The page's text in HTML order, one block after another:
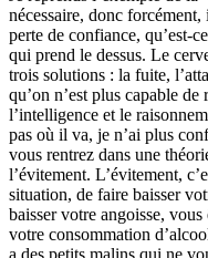
nécessaire, donc
perte de confiance, qu’est-
qui prend le dessus. Le
trois solutions : la fuite,
qu’on n’est plus capable
l’intelligence et le
pas où il va, je n’ai plus
vous rentrez dans une
l’évitement. L’évitement,
situation, de faire baisser
baisser votre angoisse,
votre consommation
a des petits malins qui ne